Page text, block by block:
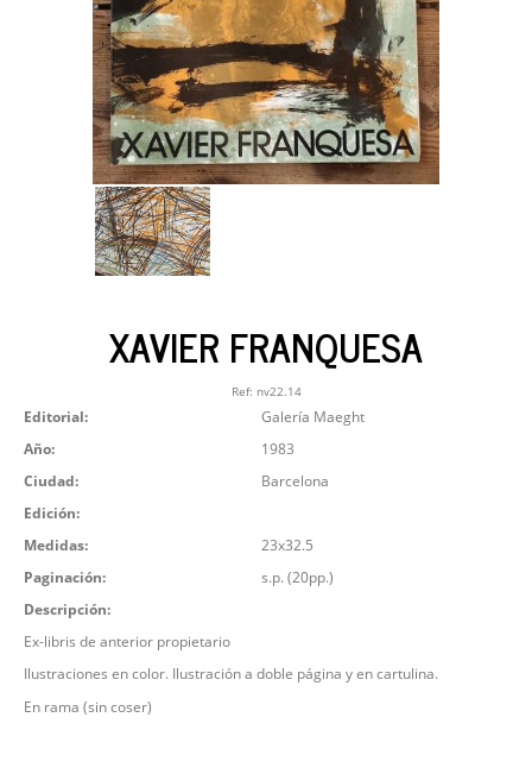
XAVIER FRANQUESA
Ref: nv22.14
Editorial:
Galería Maeght
Año:
1983
Ciudad:
Barcelona
Edición:
Medidas:
23x32.5
Paginación:
s.p. (20pp.)
Descripción:
Ex-libris de anterior propietario
Ilustraciones en color. Ilustración a doble página y en cartulina.
En rama (sin coser)